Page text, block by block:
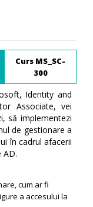
Curs MS_SC-
300
Identity and
Associate, vei
să implementezi
de gestionare a
în cadrul afacerii
AD.
cum ar fi
a accesului la